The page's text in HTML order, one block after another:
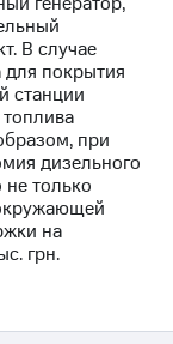
В случае
для покрытия
станции
при
дизельного
не только
на
грн.